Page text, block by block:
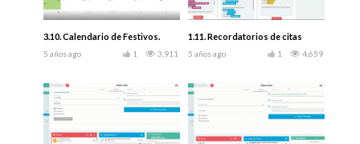
3.10. Calendario de Festivos.
5 años ago 3,911
1
1.11. Recordatorios de citas
5 años ago 4,659
1